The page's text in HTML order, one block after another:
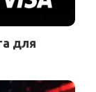
для